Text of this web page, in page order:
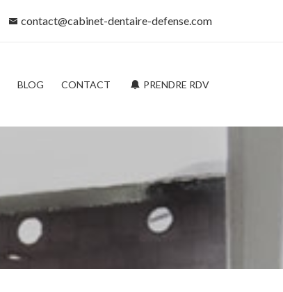
contact@cabinet-dentaire-defense.com
BLOG CONTACT PRENDRE RDV